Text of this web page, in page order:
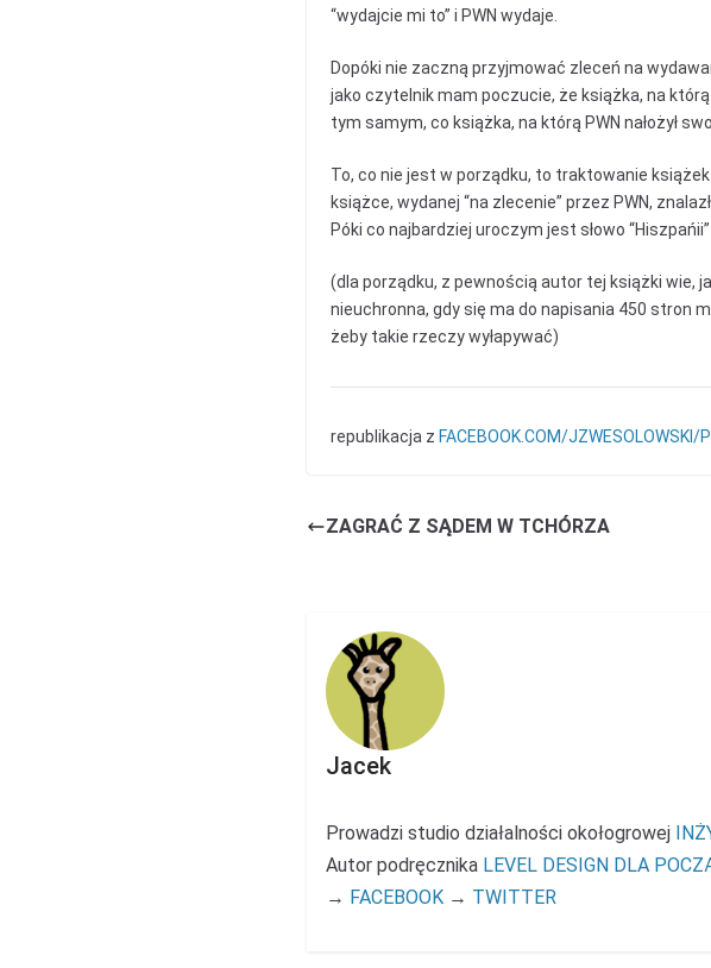
“wydajcie mi to” i PWN wydaje.
Dopóki nie zaczną przyjmować zleceń na
jako czytelnik mam poczucie, że książka, na którą
tym samym, co książka, na którą PWN nałożył
To, co nie jest w porządku, to traktowanie
książce, wydanej “na zlecenie” przez PWN,
Póki co najbardziej uroczym jest słowo
(dla porządku, z pewnością autor tej książki wie,
nieuchronna, gdy się ma do napisania 450 stron
żeby takie rzeczy wyłapywać)
republikacja z FACEBOOK.COM/
ZAGRAĆ Z SĄDEM W TCHÓRZA
Jacek
Prowadzi studio działalności okołogrowej
Autor podręcznika LEVEL DESIGN DLA
→ FACEBOOK→ TWITTER